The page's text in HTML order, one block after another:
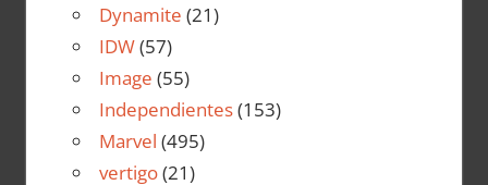
Dynamite (21)
IDW(57)
Image (55)
Independientes(153)
Marvel (495)
vertigo(21)